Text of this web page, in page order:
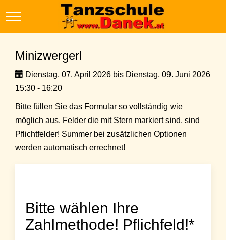
Mobile Menu Toggle
Minizwergerl
Dienstag, 07. April 2026 bis Dienstag, 09. Juni 2026
15:30 - 16:20
Bitte füllen Sie das Formular so vollständig wie
möglich aus. Felder die mit Stern markiert sind, sind
Pflichtfelder! Summer bei zusätzlichen Optionen
werden automatisch errechnet!
Bitte wählen Ihre
Zahlmethode! Pflichfeld!*